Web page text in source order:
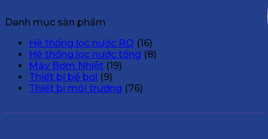
Danh mục sản phẩm
Hệ thống lọc nước RO (16)
Hệ thống lọc nước tổng (8)
Máy Bơm Nhiệt (19)
Thiết bị bể bơi (9)
Thiết bị môi trường (76)